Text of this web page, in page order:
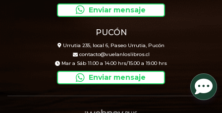
Enviar mensaje
PUCÓN
Urrutia 235, local 6, Paseo Urrutia, Pucón
contacto@vuelanloslibros.cl
Mar a Sáb 11.00 a 14.00 hrs/15.00 a 19.00 hrs
Enviar mensaje